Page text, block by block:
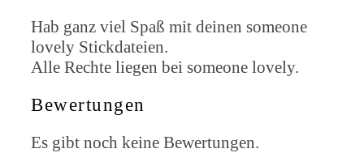
Hab ganz viel Spaß mit deinen someone
lovely Stickdateien.
Alle Rechte liegen bei someone lovely.
Bewertungen
Es gibt noch keine Bewertungen.